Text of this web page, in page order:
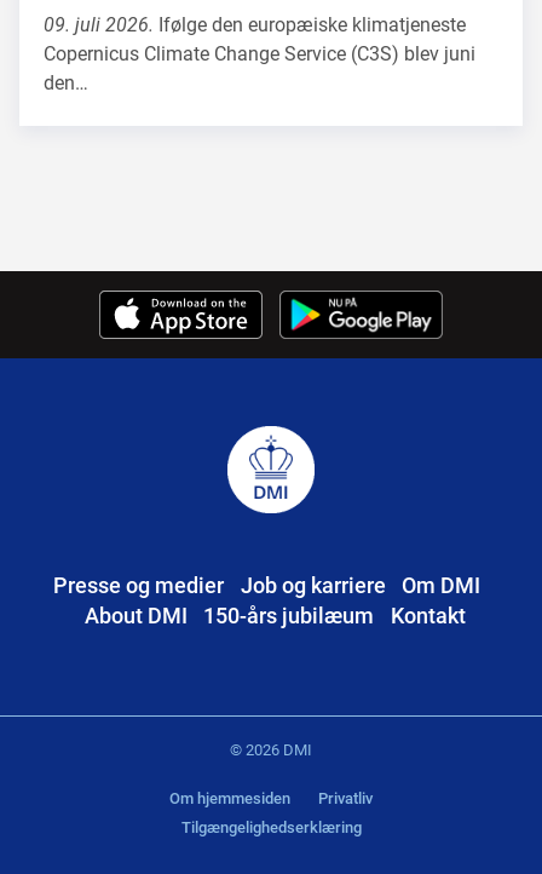
09. juli 2026. Ifølge den europæiske klimatjeneste
Copernicus Climate Change Service (C3S) blev juni
den…
Presse og medier Job og karriere
Om DMI
About DMI
150-års jubilæum Kontakt
© 2026 DMI
Om hjemmesiden
Privatliv
Tilgængelighedserklæring